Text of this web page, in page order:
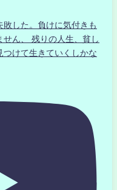
した。負けに気付きも
ん、 残りの人生、貧し
つけて生きていくしかな